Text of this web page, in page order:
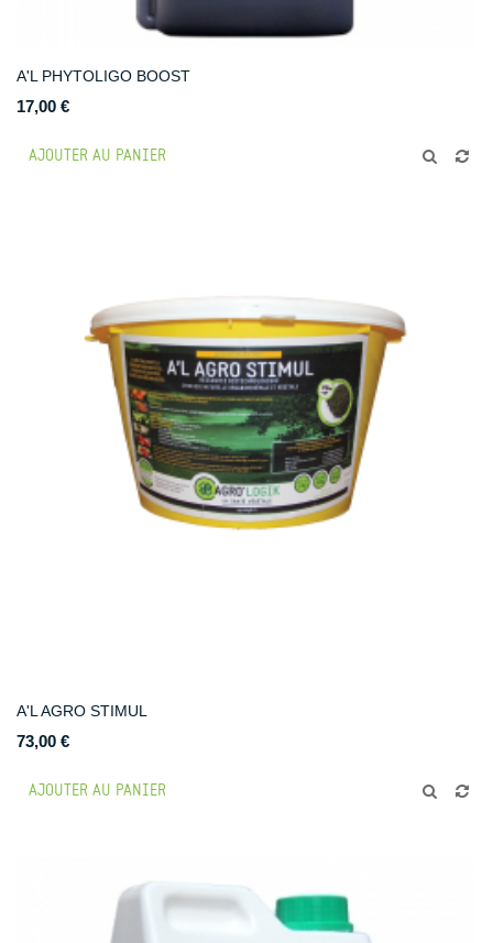
A'L PHYTOLIGO BOOST
17,00 €
AJOUTER AU PANIER
A'L AGRO STIMUL
73,00 €
AJOUTER AU PANIER